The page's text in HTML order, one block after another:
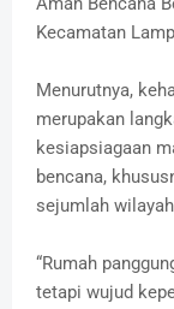
Kecamatan
Menurutnya,
merupakan
kesiapsiagaan
bencana,
sejumlah
“Rumah
tetapi wujud